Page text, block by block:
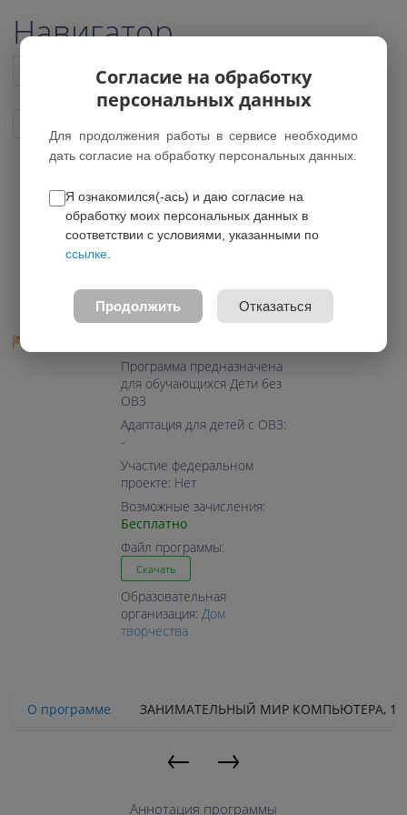
Навигатор
Список всех программ
Занимательный мир
компьютера
*Нет действующих групп
Возраст: 7-11 лет
Программа предназначена
для обучающихся Дети без
ОВЗ
Адаптация для детей с ОВЗ:
-
Участие федеральном
проекте: Нет
Возможные зачисления:
Бесплатно
Файл программы:
Скачать
Образовательная
организация: Дом
творчества
О программе ЗАНИМАТЕЛЬНЫЙ МИР КОМПЬЮТЕРА, 1
← →
Аннотация программы
Согласие на обработку
персональных данных
Для продолжения работы в сервисе необходимо
дать согласие на обработку персональных данных.
Я ознакомился(-ась) и даю согласие на
обработку моих персональных данных в
соответствии с условиями, указанными по
ссылке
Продолжить Отказаться